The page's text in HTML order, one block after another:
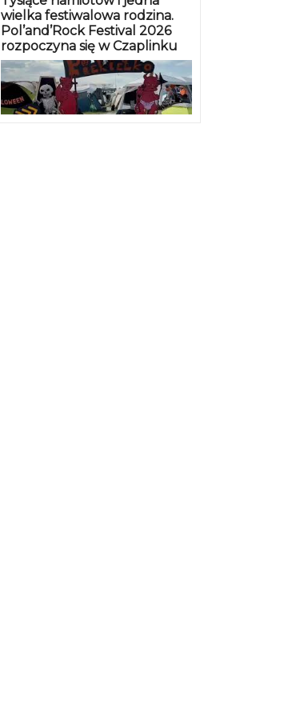
wielka festiwalowa rodzina.
Pol’and’Rock Festival 2026
rozpoczyna się w Czaplinku